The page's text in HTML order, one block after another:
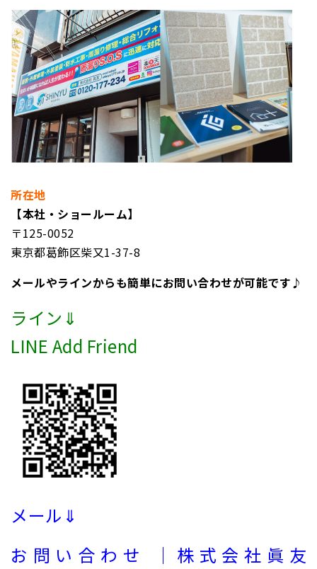
所在地
【本社・ショールーム】
〒125-0052
東京都葛飾区柴又1-37-8
メールやラインからも簡単にお問い合わせが可能です♪
ライン⇓
LINE Add Friend
メール⇓
お問い合わせ ｜株式会社眞友